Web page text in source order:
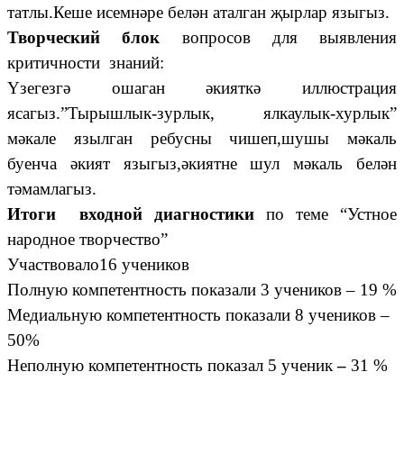
татлы.Кеше исемнәре белән аталган җырлар языгыз.
Творческий блок вопросов для выявления
критичности знаний:
Үзегезгә ошаган әкияткә иллюстрация
ясагыз.”Тырышлык-зурлык, ялкаулык-хурлык”
мәкале язылган ребусны чишеп,шушы мәкаль
буенча әкият языгыз,әкиятне шул мәкаль белән
тәмамлагыз.
Итоги входной диагностики по теме “Устное
народное творчество”
Участвовало16 учеников
Полную компетентность показали 3 учеников – 19 %
Медиальную компетентность показали 8 учеников –
50%
Неполную компетентность показал 5 ученик– 31 %